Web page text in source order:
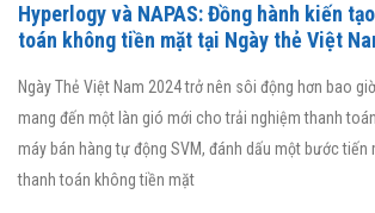
Hyperlogy và NAPAS: Đồng hành kiến
toán không tiền mặt tại Ngày thẻ Việt
Ngày Thẻ Việt Nam 2024 trở nên sôi động hơn bao
mang đến một làn gió mới cho trải nghiệm thanh
máy bán hàng tự động SVM, đánh dấu một bước
thanh toán không tiền mặt